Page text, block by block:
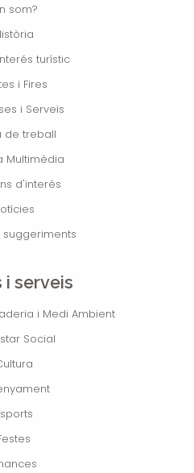
som?
turístic
i Fires
i Serveis
de treball
Multimèdia
d'interés
suggeriments
i serveis
i Medi Ambient
Social